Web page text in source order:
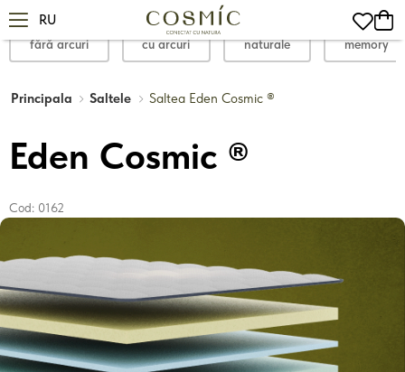
RU
fără arcuri cu arcuri naturale memory
Principala Saltele Saltea Eden Cosmic ®
Eden Cosmic ®
Cod: 0162